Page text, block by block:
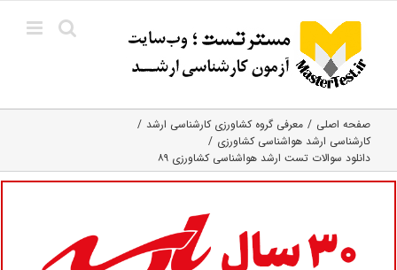
content
صفحه اصلی
معرفی گروه کشاورزی کارشناسی ارشد
کارشناسی ارشد هواشناسی کشاورزی
دانلود سوالات تست ارشد هواشناسی کشاورزی ۸۹